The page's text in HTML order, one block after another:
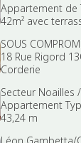
Appartement de
42m² avec
SOUS
18 Rue Rigord
Corderie
Secteur Noailles
Appartement
43,24 m